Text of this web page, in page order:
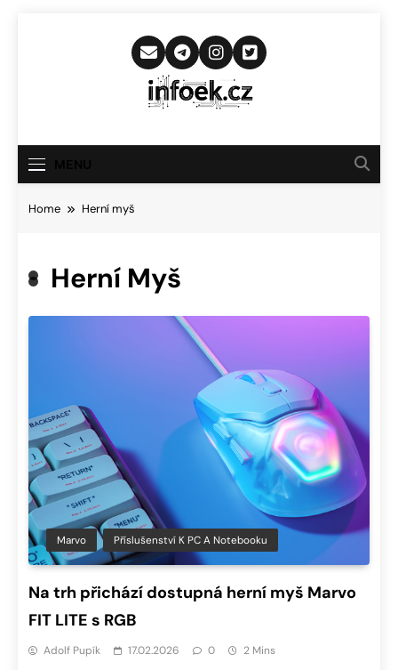
Infoek.cz
Novinkám
Home Herní myš
Herní Myš
Marvo Příslušenství K PC A Notebooku
Na trh přichází dostupná herní myš Marvo
FIT LITE s RGB
Adolf Pupík 17.02.2026 0 2 Mins